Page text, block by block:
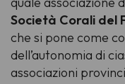
Società Corali del
che si pone come
dell’autonomia di
associazioni